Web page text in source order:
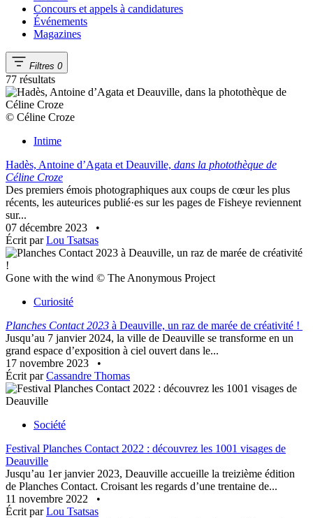
Concours et appels à candidatures
Événements
Magazines
Filtres 0
77 résultats
© Céline Croze
Intime
Hadès, Antoine d’Agata et Deauville, dans la photothèque de
Céline Croze
Des premiers émois photographiques aux coups de cœur les plus
récents, les auteurices publié·es sur les pages de Fisheye reviennent
sur...
07 décembre 2023
•
Écrit parLou Tsatsas
Gone with the wind © The Anonymous Project
Curiosité
Planches Contact 2023 à Deauville, un raz de marée de créativité !
Jusqu’au 7 janvier 2024, la ville de Deauville se transforme en un
grand espace d’exposition à ciel ouvert dans le...
17 novembre 2023
•
Écrit parCassandre Thomas
Société
Festival Planches Contact 2022 : découvrez les 1001 visages de
Deauville
Jusqu’au 1er janvier 2023, Deauville accueille la treizième édition
de Planches Contact. Croisant les regards d’une trentaine de...
11 novembre 2022
•
Écrit parLou Tsatsas